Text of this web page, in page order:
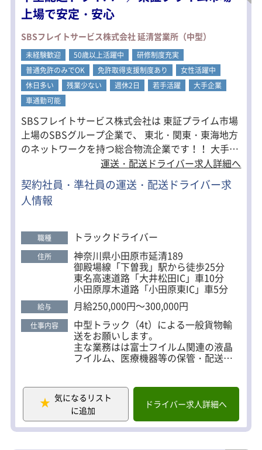
上場で安定・安心
SBSフレイトサービス株式会社 延清営業所（中型）
未経験歓迎 50歳以上活躍中
研修制度充実
普通免許のみでOK
免許取得支援制度あり
女性活躍中
休日多い
残業少ない 週休2日 若手活躍
大手企業
車通勤可能
SBSフレイトサービス株式会社は 東証プライム市場
上場のSBSグループ企業で、 東北・関東・東海地方
のネットワークを持つ総合物流企業です！！ 大手グ
ループで安定勤務したい方、ぜひお気軽にお問い合
わせください。 ＜うれしい高待遇！＞ ■週休2日制
でお休みしっかり◎ ■賞与年2回あり！ ■交通費全
額支給 ★正社員登用制度あり 契約社員として入社し
度等を評価し、 就業規則に基づく所属長の推薦によ
り、契約社員から正社員へ登用する制度を導入して
います。 ★無事故表彰制度 業務中の無事故・無違反
を継続した成績優秀ドライバーには、 無事故表彰と
して規定年数ごとに表彰しています。 職場環境には
自信がありますので、まずは一度面接にてお話をお
聞かせください！
運送・配送ドライバー求人詳細へ
契約社員・準社員の運送・配送ドライバー求
人情報
職種 トラックドライバー
住所 神奈川県小田原市延清189
御殿場線「下曽我」駅から徒歩25分
東名高速道路「大井松田IC」車10分
小田原厚木道路「小田原東IC」車5分
給与 月給250,000円～300,000円
仕事内容 中型トラック（4t）による一般貨物輸
送をお願いします。
主な業務はは富士フイルム関連の液晶
フイルム、医療機器等の保管・配送で
越～関西エリア等と多岐に渡ります。
気になるリスト
に追加
ドライバー求人詳細へ